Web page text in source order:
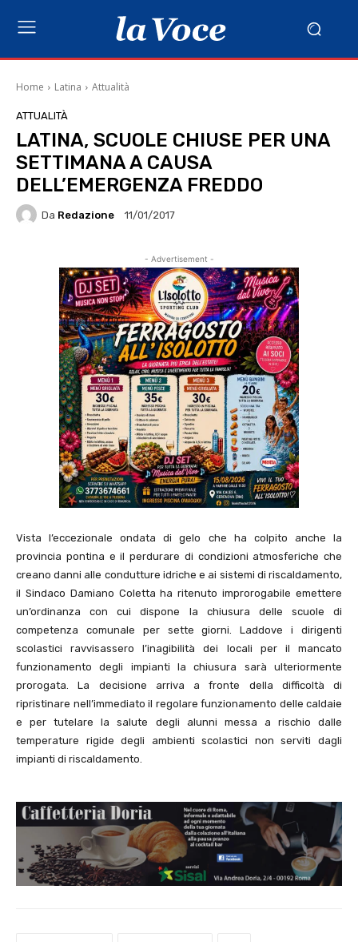
Home Latina Attualità
ATTUALITÀ
LATINA, SCUOLE CHIUSE PER UNA
SETTIMANA A CAUSA
DELL’EMERGENZA FREDDO
Da Redazione 11/01/2017
- Advertisement -
Vista l’eccezionale ondata di gelo che ha colpito anche la
provincia pontina e il perdurare di condizioni atmosferiche che
creano danni alle condutture idriche e ai sistemi di riscaldamento,
il Sindaco Damiano Coletta ha ritenuto improrogabile emettere
un’ordinanza con cui dispone la chiusura delle scuole di
competenza comunale per sette giorni. Laddove i dirigenti
scolastici ravvisassero l’inagibilità dei locali per il mancato
funzionamento degli impianti la chiusura sarà ulteriormente
prorogata. La decisione arriva a fronte della difficoltà di
ripristinare nell’immediato il regolare funzionamento delle caldaie
e per tutelare la salute degli alunni messa a rischio dalle
temperature rigide degli ambienti scolastici non serviti dagli
impianti di riscaldamento.